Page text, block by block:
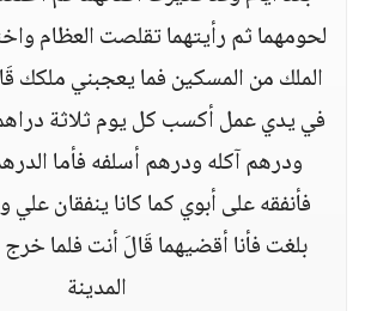
لحومهما ثم رأيتهما تقلصت العظام
الملك من المسكين فما يعجبني ملكك
في يدي عمل أكسب كل يوم ثلاثة
ودرهم آكله ودرهم أسلفه فأما
فأنفقه على أبوي كما كانا ينفقان
بلغت فأنا أقضيهما قَالَ أنت فلما
المدينة